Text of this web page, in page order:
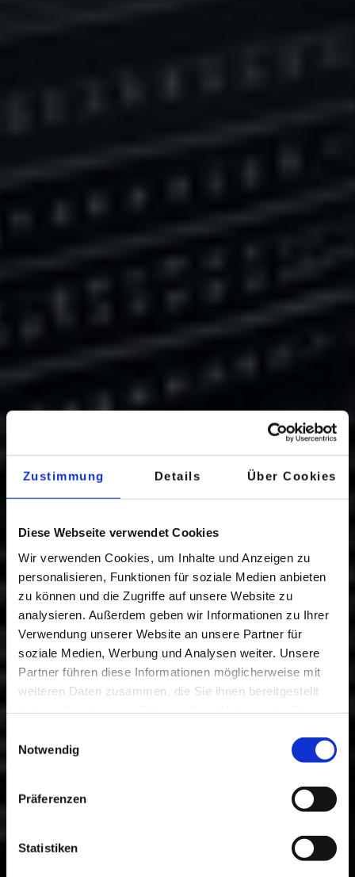
Zustimmung Details Über Cookies
Diese Webseite verwendet Cookies
Wir verwenden Cookies, um Inhalte und Anzeigen zu
personalisieren, Funktionen für soziale Medien anbieten
zu können und die Zugriffe auf unsere Website zu
analysieren. Außerdem geben wir Informationen zu Ihrer
Verwendung unserer Website an unsere Partner für
soziale Medien, Werbung und Analysen weiter. Unsere
Partner führen diese Informationen möglicherweise mit
weiteren Daten zusammen, die Sie ihnen bereitgestellt
Notwendig
Präferenzen
Statistiken